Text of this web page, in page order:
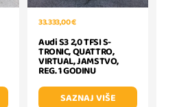
33.333,00 €
Audi S3 2,0 TFSI S-
TRONIC, QUATTRO,
VIRTUAL, JAMSTVO,
REG. 1 GODINU
SAZNAJ VIŠE